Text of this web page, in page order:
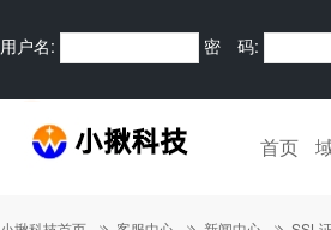
用户名: 密 码:
首页